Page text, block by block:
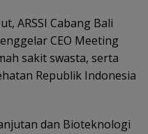
ARSSI Cabang Bali
CEO Meeting
sakit swasta, serta
Republik Indonesia
dan Bioteknologi